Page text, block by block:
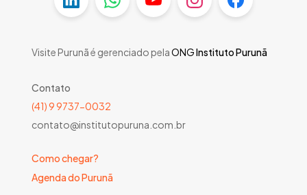
Visite Purunã é gerenciado pelaONGInstituto Purunã
Contato
(41) 9 9737-0032
contato@institutopuruna.com.br
Como chegar?
Agenda do Purunã